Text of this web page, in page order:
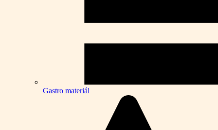
Gastro materiál